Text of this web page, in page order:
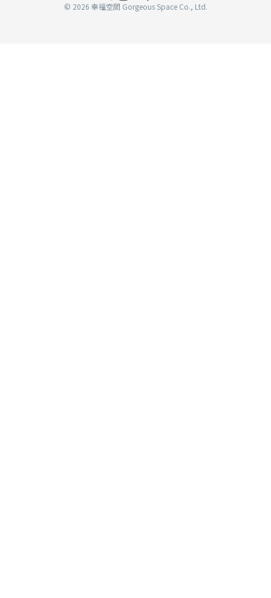
© 2026 幸福空間 Gorgeous Space Co., Ltd.